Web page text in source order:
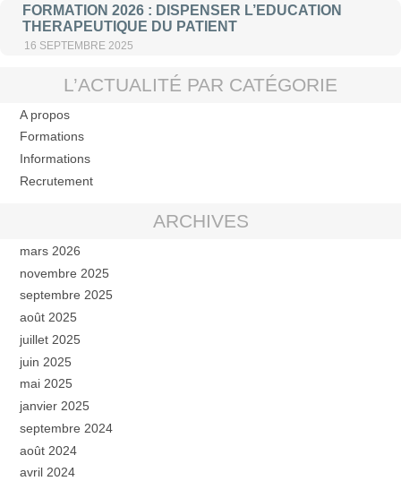
FORMATION 2026 : DISPENSER L’EDUCATION
THERAPEUTIQUE DU PATIENT
16 SEPTEMBRE 2025
L’ACTUALITÉ PAR CATÉGORIE
A propos
Formations
Informations
Recrutement
ARCHIVES
mars 2026
novembre 2025
septembre 2025
août 2025
juillet 2025
juin 2025
mai 2025
janvier 2025
septembre 2024
août 2024
avril 2024